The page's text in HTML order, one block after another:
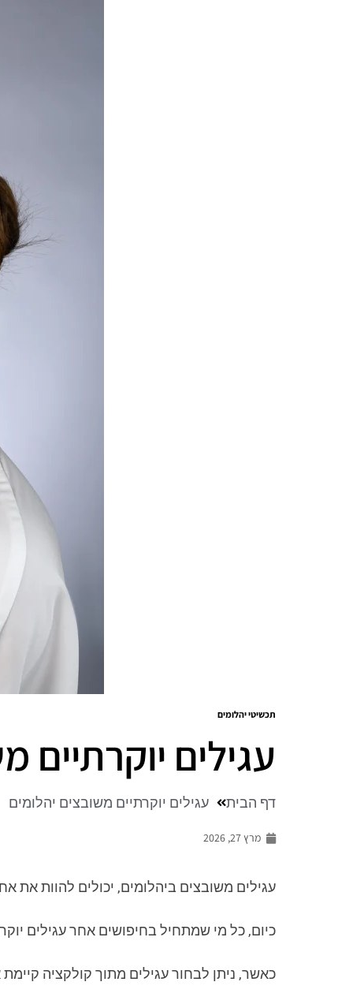
תכשיטי יהלומים
עגילים יוקרתיים
דף הבית עגילים יוקרתיים משובצים יהלומים
מרץ 27, 2026
עגילים משובצים ביהלומים, יכולים להוות
כיום, כל מי שמתחיל בחיפושים אחר עגילים
כאשר, ניתן לבחור עגילים מתוך קולקציה קיימת